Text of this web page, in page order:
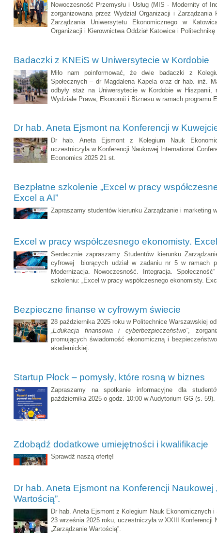
Nowoczesność Przemysłu i Usług (MIS - Modernity of
zorganizowana przez Wydział Organizacji i Zarządzania
Zarządzania Uniwersytetu Ekonomicznego w
Organizacji i Kierownictwa Oddział Katowice i
Badaczki z KNEiS w Uniwersytecie w Kordobie
Miło nam poinformować, że dwie badaczki z
Społecznych – dr Magdalena Kapela oraz dr hab. inż.
odbyły staż na Uniwersytecie w Kordobie w Hiszpanii,
Wydziale Prawa, Ekonomii i Biznesu w ramach programu
Dr hab. Aneta Ejsmont na Konferencji w
Dr hab. Aneta Ejsmont z Kolegium Nauk
uczestniczyła w Konferencji Naukowej International
Economics 2025 21 st.
Bezpłatne szkolenie „Excel w pracy
Excel a AI”
Zapraszamy studentów kierunku Zarządzanie i marketing
Excel w pracy współczesnego ekonomisty.
Serdecznie zapraszamy Studentów kierunku
cyfrowej biorących udział w zadaniu nr 5 w ramach
Modernizacja. Nowoczesność. Integracja.
szkoleniu: „Excel w pracy współczesnego ekonomisty.
Bezpieczne finanse w cyfrowym świecie
28 października 2025 roku w Politechnice Warszawskiej
„Edukacja finansowa i cyberbezpieczeństwo”,
promujących świadomość ekonomiczną i
akademickiej.
Startup Płock – pomysły, które rosną w biznes
Zapraszamy na spotkanie informacyjne dla
października 2025 o godz. 10:00 w Audytorium GG (s. 59).
Zdobądź dodatkowe umiejętności i kwalifikacje
Sprawdź naszą ofertę!
Dr hab. Aneta Ejsmont na Konferencji Naukowej
Wartością”.
Dr hab. Aneta Ejsmont z Kolegium Nauk Ekonomicznych i
23 września 2025 roku, uczestniczyła w XXIII Konferencji
„Zarządzanie Wartością”.